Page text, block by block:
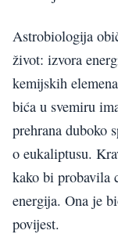
Astrobiologija
život: izvora
kemijskih
bića u svemiru
prehrana duboko
o eukaliptusu.
kako bi probavila
energija. Ona je
povijest.